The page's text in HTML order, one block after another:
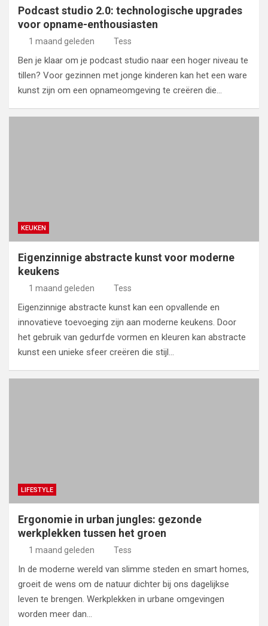
Podcast studio 2.0: technologische upgrades
voor opname-enthousiasten
1 maand geleden Tess
Ben je klaar om je podcast studio naar een hoger niveau te
tillen? Voor gezinnen met jonge kinderen kan het een ware
kunst zijn om een opnameomgeving te creëren die…
KEUKEN
Eigenzinnige abstracte kunst voor moderne
keukens
1 maand geleden Tess
Eigenzinnige abstracte kunst kan een opvallende en
innovatieve toevoeging zijn aan moderne keukens. Door
het gebruik van gedurfde vormen en kleuren kan abstracte
kunst een unieke sfeer creëren die stijl…
LIFESTYLE
Ergonomie in urban jungles: gezonde
werkplekken tussen het groen
1 maand geleden Tess
In de moderne wereld van slimme steden en smart homes,
groeit de wens om de natuur dichter bij ons dagelijkse
leven te brengen. Werkplekken in urbane omgevingen
worden meer dan…